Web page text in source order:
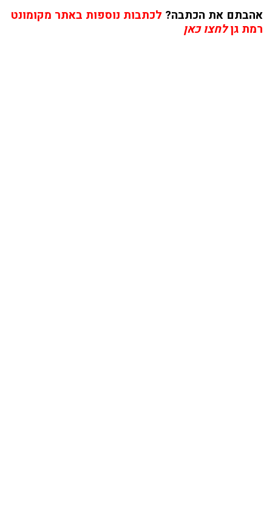
אהבתם את הכתבה? לכתבות נוספות באתר מקומונט
רמת גןלחצו כאן